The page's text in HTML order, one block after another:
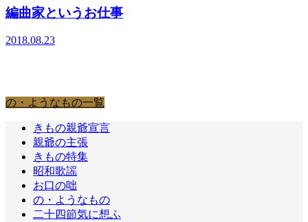
編曲家というお仕事
2018.08.23
の・ようなもの一覧
きもの親爺宣言
親爺の主張
きもの特集
昭和歌謡
お口の咄
の・ようなもの
二十四節気に想ふ